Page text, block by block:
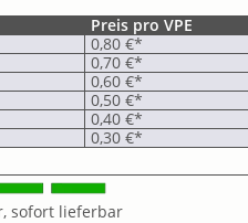
Preis pro VPE
0,80 €*
0,70 €*
0,60 €*
0,50 €*
0,40 €*
0,30 €*
sofort lieferbar